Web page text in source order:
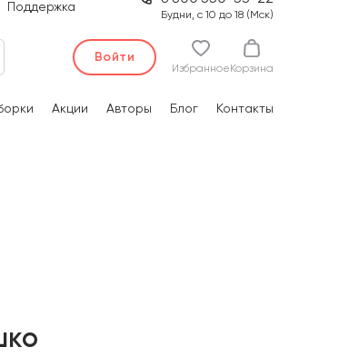
Поддержка
Будни, с 10 до 18 (Мск)
Войти
Избранное Корзина
Акции Авторы Блог Контакты